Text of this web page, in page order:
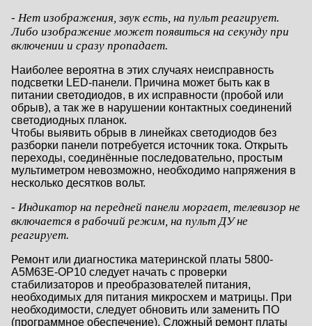
- Нет изображения, звук есть, на пульт реагирует.
Либо изображение может появиться на секунду при
включении и сразу пропадает.
Наиболее вероятна в этих случаях неисправность
подсветки LED-панели. Причина может быть как в
питании светодиодов, в их исправности (пробой или
обрыв), а так же в нарушении контактных соединений
светодиодных планок.
Чтобы выявить обрыв в линейках светодиодов без
разборки панели потребуется источник тока. Открыть
переходы, соединённые последовательно, простым
мультиметром невозможно, необходимо напряжения в
несколько десятков вольт.
- Индикатор на передней панели моргает, телевизор не
включается в рабочий режим, на пульт ДУ не
реагирует.
Ремонт или диагностика материнской платы 5800-
A5M63E-OP10 следует начать с проверки
стабилизаторов и преобразователей питания,
необходимых для питания микросхем и матрицы. При
необходимости, следует обновить или заменить ПО
(программное обеспечение). Сложный ремонт платы